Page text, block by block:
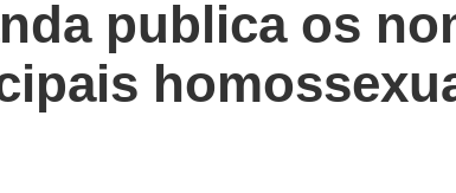
publica os